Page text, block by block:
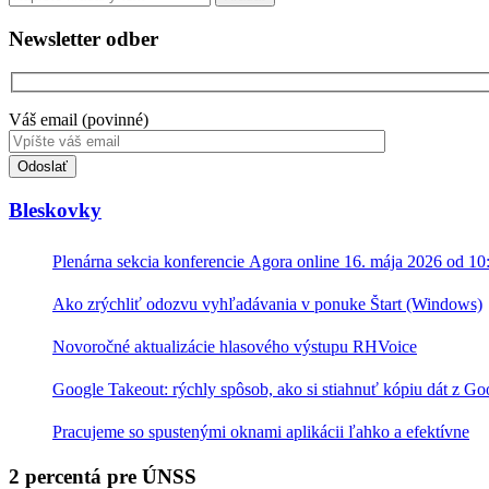
Newsletter odber
Váš email (povinné)
Toto
pole
nevyplňujte.
Bleskovky
Plenárna sekcia konferencie Agora online 16. mája 2026 od
Ako zrýchliť odozvu vyhľadávania v ponuke Štart (Windows)
Novoročné aktualizácie hlasového výstupu RHVoice
Google Takeout: rýchly spôsob, ako si stiahnuť kópiu dát z
Pracujeme so spustenými oknami aplikácii ľahko a efektívne
2 percentá pre ÚNSS